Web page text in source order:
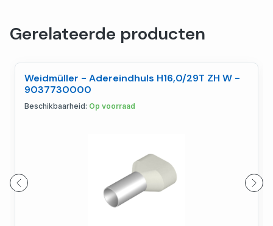
Gerelateerde producten
Weidmüller - Adereindhuls H16,0/29T ZH W -
9037730000
Beschikbaarheid: Op voorraad